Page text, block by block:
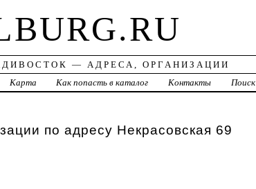
— АДРЕСА, ОРГАНИЗАЦИИ
Карта Как попасть в каталог Контакты Поиск
по адресу Некрасовская 69